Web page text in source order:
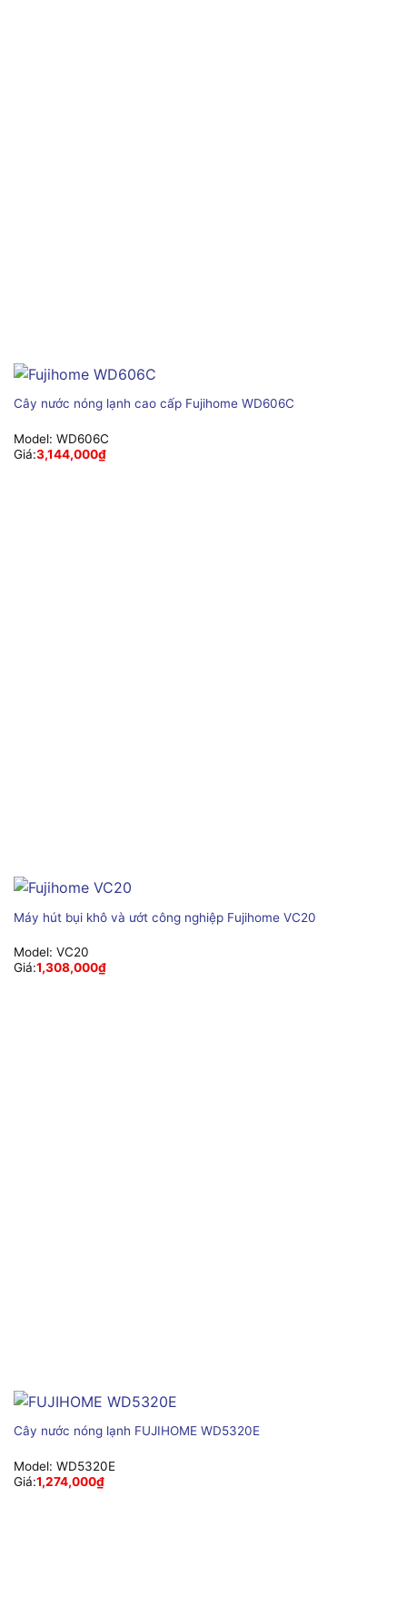
Cây nước nóng lạnh cao cấp Fujihome WD606C
Model: WD606C
Giá:3,144,000₫
Máy hút bụi khô và ướt công nghiệp Fujihome VC20
Model: VC20
Giá:1,308,000₫
Cây nước nóng lạnh FUJIHOME WD5320E
Model: WD5320E
Giá:1,274,000₫